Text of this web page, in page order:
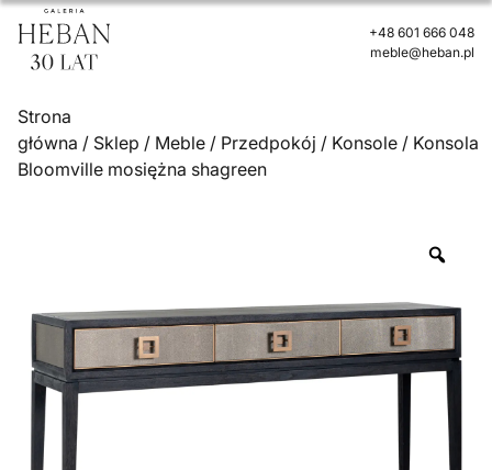
+48 601 666 048
meble@heban.pl
Strona
główna / Sklep / Meble / Przedpokój / Konsole / Konsola
Bloomville mosiężna shagreen